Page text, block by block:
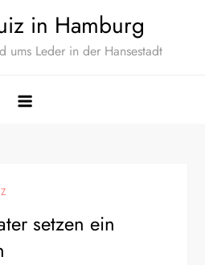
in Hamburg
ums Leder in der Hansestadt
setzen ein